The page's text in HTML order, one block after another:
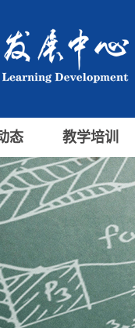
态 教学培训